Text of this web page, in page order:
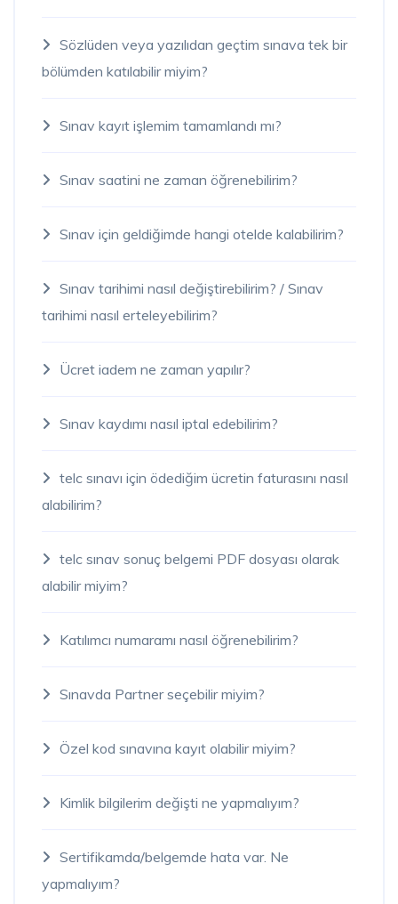
Sözlüden veya yazılıdan geçtim sınava tek bir
bölümden katılabilir miyim?
Sınav kayıt işlemim tamamlandı mı?
Sınav saatini ne zaman öğrenebilirim?
Sınav için geldiğimde hangi otelde kalabilirim?
Sınav tarihimi nasıl değiştirebilirim? / Sınav
tarihimi nasıl erteleyebilirim?
Ücret iadem ne zaman yapılır?
Sınav kaydımı nasıl iptal edebilirim?
telc sınavı için ödediğim ücretin faturasını nasıl
alabilirim?
telc sınav sonuç belgemi PDF dosyası olarak
alabilir miyim?
Katılımcı numaramı nasıl öğrenebilirim?
Sınavda Partner seçebilir miyim?
Özel kod sınavına kayıt olabilir miyim?
Kimlik bilgilerim değişti ne yapmalıyım?
Sertifikamda/belgemde hata var. Ne
yapmalıyım?